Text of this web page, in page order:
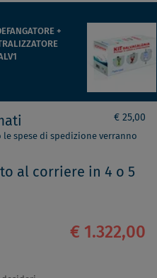
+
€ 25,00
spese di spedizione verranno
al corriere in 4 o 5
€ 1.322,00